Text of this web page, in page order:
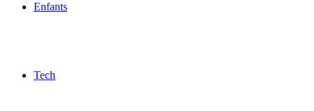
Enfants
Tech